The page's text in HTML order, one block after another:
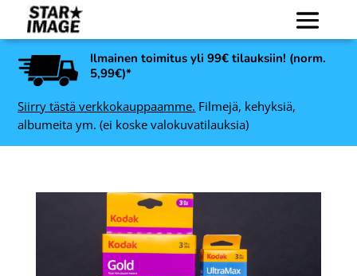
Ilmainen toimitus yli 99€ tilauksiin! (norm.
5,99€)*
Siirry tästä verkkokauppaamme. Filmejä, kehyksiä,
albumeita ym. (ei koske valokuvatilauksia)